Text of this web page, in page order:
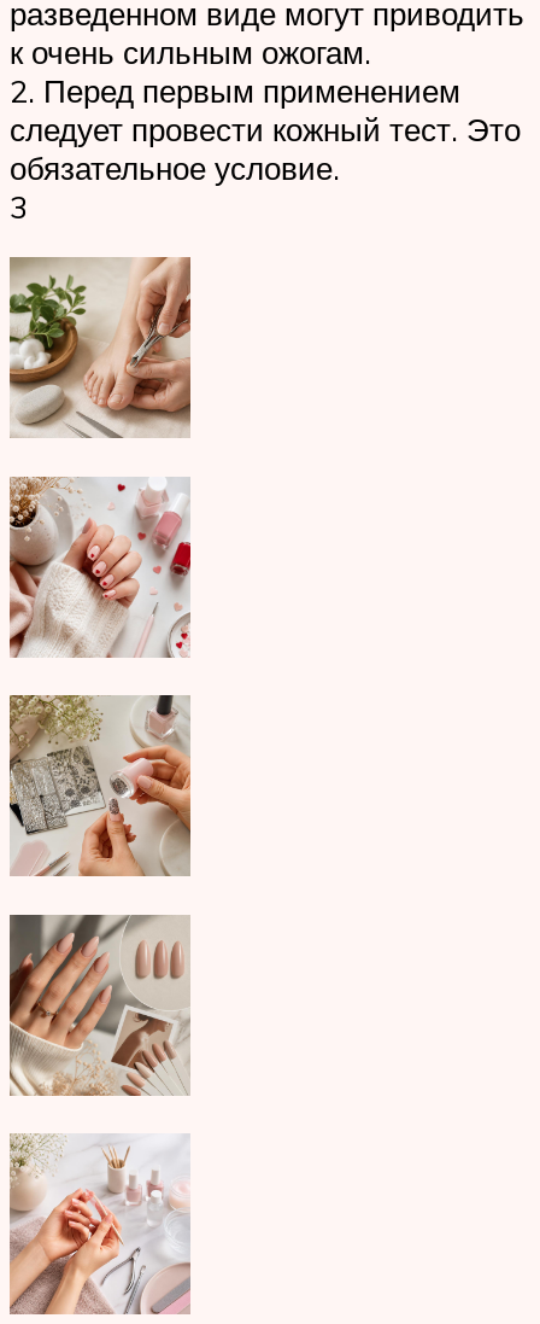
разведенном виде могут приводить
к очень сильным ожогам.
2. Перед первым применением
следует провести кожный тест. Это
обязательное условие.
3